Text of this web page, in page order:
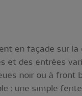
en façade sur la
et des entrées
noir ou à front
: une simple